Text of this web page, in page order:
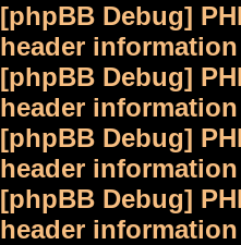
[phpBB Debug]
header
[phpBB Debug]
header
[phpBB Debug]
header
[phpBB Debug]
header